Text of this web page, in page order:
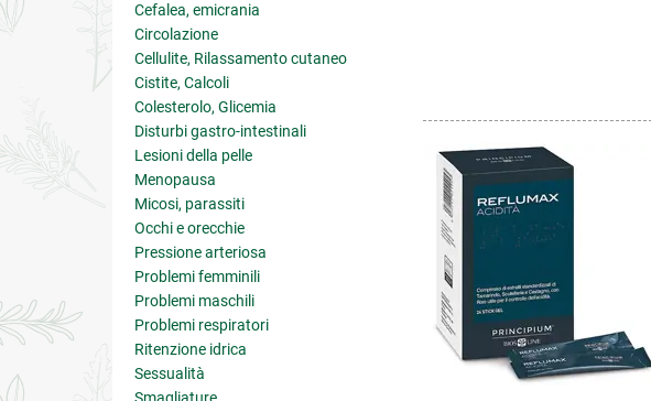
Cefalea, emicrania
Circolazione
Cellulite, Rilassamento cutaneo
Cistite, Calcoli
Colesterolo, Glicemia
Disturbi gastro-intestinali
Lesioni della pelle
Menopausa
Micosi, parassiti
Occhi e orecchie
Pressione arteriosa
Problemi femminili
Problemi maschili
Problemi respiratori
Ritenzione idrica
Sessualità